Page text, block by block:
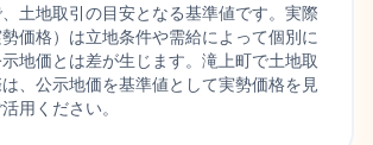
土地取引の目安となる基準値です。実際
価格）は立地条件や需給によって個別に
地価とは差が生じます。滝上町で土地取
、公示地価を基準値として実勢価格を見
用ください。